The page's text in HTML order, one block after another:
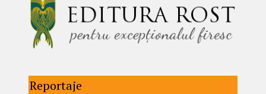
Reportaje